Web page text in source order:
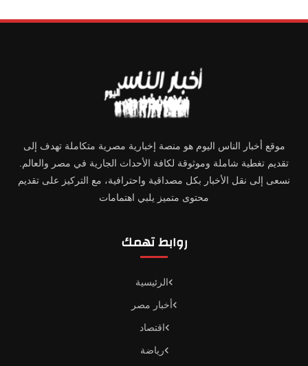
موقع أخبار الناس اليوم هو منصة إخبارية مصرية متكاملة تهدف إلى
تقديم تغطية شاملة وموثوقة لكافة الأحداث الجارية في مصر والعالم.
نسعى إلى نقل الأخبار بكل مصداقية واحترافية، مع التركيز على تقديم
محتوى متميز يلبي اهتمامات
روابط تهمك
الرئيسية
أخبار مصر
اقتصاد
رياضة